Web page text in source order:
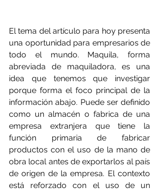
El tema del artículo para hoy presenta
una oportunidad para empresarios de
todo el mundo. Maquila, forma
abreviada de maquiladora, es una
idea que tenemos que investigar
porque forma el foco principal de la
información abajo. Puede ser definido
como un almacén o fabrica de una
empresa extranjera que tiene la
función primaria de fabricar
productos con el uso de la mano de
obra local antes de exportarlos al país
de origen de la empresa. El contexto
está reforzado con el uso de un